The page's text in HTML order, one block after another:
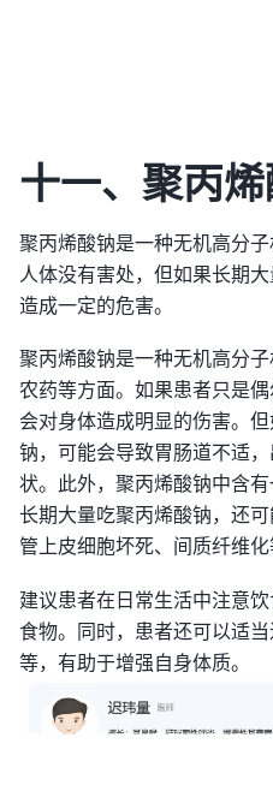
十一、聚丙
聚丙烯酸钠是一种无机高分
人体没有害处，但如果长期
造成一定的危害。
聚丙烯酸钠是一种无机高分
农药等方面。如果患者只是
会对身体造成明显的伤害。
钠，可能会导致胃肠道不适
状。此外，聚丙烯酸钠中含
长期大量吃聚丙烯酸钠，还
管上皮细胞坏死、间质纤维化
建议患者在日常生活中注意
食物。同时，患者还可以适
等，有助于增强自身体质。